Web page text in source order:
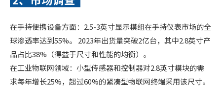
在手持便携设备方面：2.5-3英寸显示模组在手持仪表市场的全
球渗透率达到55%。 2023年出货量突破2亿台，其中2.8英寸产
品占比38%（得益于尺寸和性能的均衡）。
在工业物联网领域：小型传感器和控制器对2.8英寸模块的需
求每年增长25%，超过60%的紧凑型物联网终端采用该尺寸。